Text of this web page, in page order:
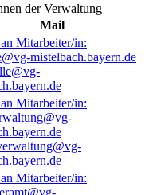
der Verwaltung
Mail